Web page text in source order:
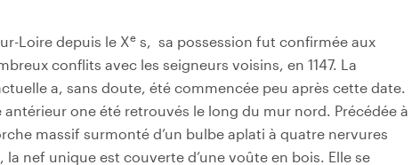
Loire depuis le Xe s, sa possession fut confirmée aux
conflits avec les seigneurs voisins, en 1147. La
a, sans doute, été commencée peu après cette date.
antérieur one été retrouvés le long du mur nord. Précédée à
massif surmonté d’un bulbe aplati à quatre nervures
la nef unique est couverte d’une voûte en bois. Elle se